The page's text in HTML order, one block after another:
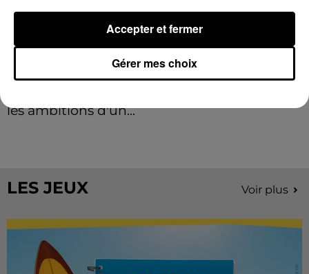
les ambitions d'un...
LES JEUX Voir plus
Gérer mes choix
Accepter et fermer